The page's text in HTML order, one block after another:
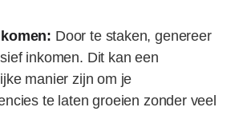
Door te staken, genereer
inkomen. Dit kan een
manier zijn om je
te laten groeien zonder veel